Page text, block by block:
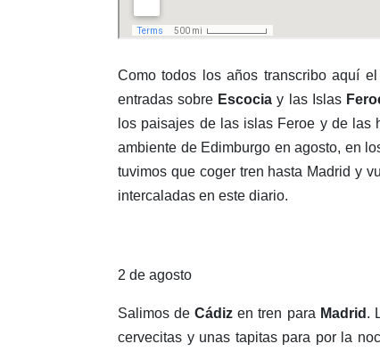
Como todos los años transcribo aquí
entradas sobre Escocia y las Islas
los paisajes de las islas Feroe y de las
ambiente de Edimburgo en agosto, en
tuvimos que coger tren hasta Madrid y
intercaladas en este diario.
2 de agosto
Salimos deCádiz en tren para Madrid .
cervecitas y unas tapitas para por la